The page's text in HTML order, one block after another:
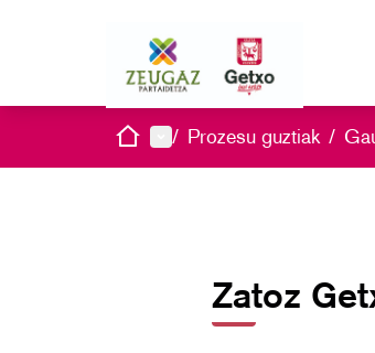
HasieraMenu nagusia
/ Prozesu guztiak /
Zatoz